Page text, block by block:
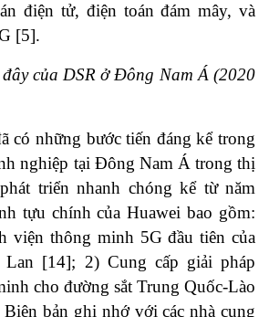
điện tử, điện toán đám mây, và
[5].
của DSR ở Đông Nam Á (2020
có những bước tiến đáng kể trong
nghiệp tại Đông Nam Á trong thị
triển nhanh chóng kể từ năm
tựu chính của Huawei bao gồm:
viện thông minh 5G đầu tiên của
Lan [14]; 2) Cung cấp giải pháp
cho đường sắt Trung Quốc-Lào
bản ghi nhớ với các nhà cung